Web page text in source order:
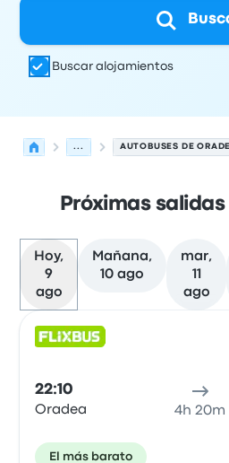
Buscar alojamientos
... AUTOBUSES DE
Próximas
Hoy,
9
ago
Mañana,
10 ago
mar,
11
ago
22:10
Oradea 4h 20m
El más barato